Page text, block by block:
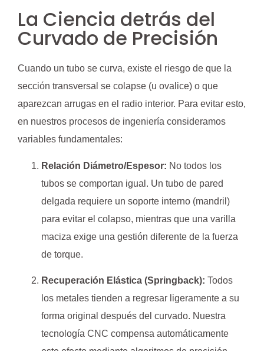
La Ciencia detrás del
Curvado de Precisión
Cuando un tubo se curva, existe el riesgo de que la
sección transversal se colapse (u ovalice) o que
aparezcan arrugas en el radio interior. Para evitar esto,
en nuestros procesos de ingeniería consideramos
variables fundamentales:
Relación Diámetro/Espesor: No todos los
tubos se comportan igual. Un tubo de pared
delgada requiere un soporte interno (mandril)
para evitar el colapso, mientras que una varilla
maciza exige una gestión diferente de la fuerza
de torque.
Recuperación Elástica (Springback): Todos
los metales tienden a regresar ligeramente a su
forma original después del curvado. Nuestra
tecnología CNC compensa automáticamente